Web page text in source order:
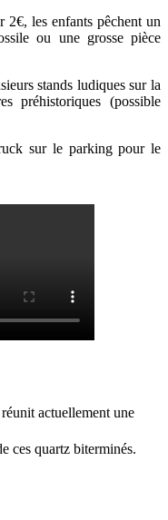
2€, les enfants pêchent un
ou une grosse pièce
stands ludiques sur la
préhistoriques (possible
sur le parking pour le
actuellement une
ces quartz biterminés.